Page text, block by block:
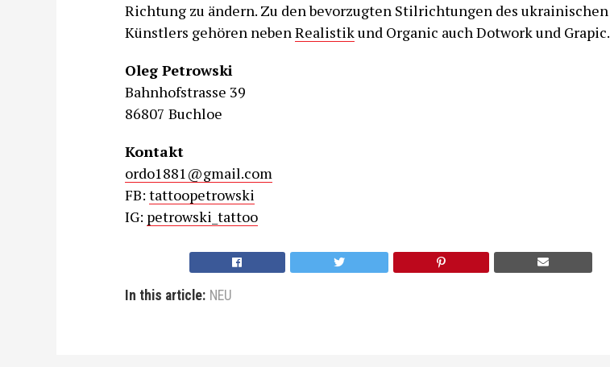
Richtung zu ändern. Zu den bevorzugten Stilrichtungen des ukrainischen
Künstlers gehören nebenRealistikund Organic auch Dotwork und Grapic.
Oleg Petrowski
Bahnhofstrasse 39
86807 Buchloe
Kontakt
ordo1881@gmail.com
FB: tattoopetrowski
IG: petrowski_tattoo
In this article: NEU